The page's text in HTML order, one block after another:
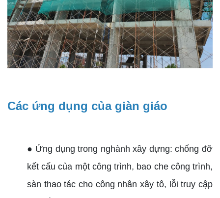
Các ứng dụng của giàn giáo
● Ứng dụng trong nghành xây dựng: chống đỡ
kết cấu của một công trình, bao che công trình,
sàn thao tác cho công nhân xây tô, lỗi truy cập